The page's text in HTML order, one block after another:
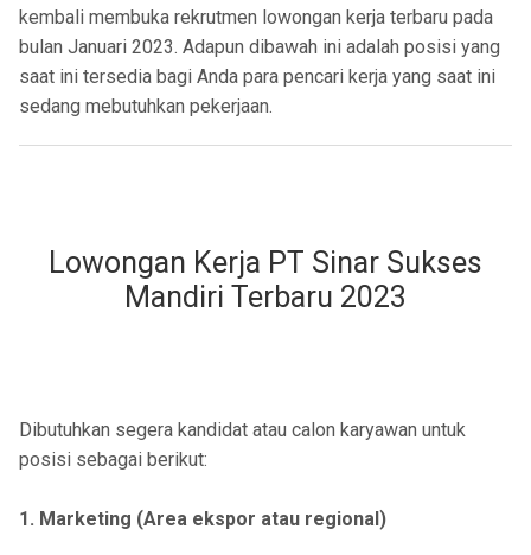
kembali membuka rekrutmen lowongan kerja terbaru pada
bulan Januari 2023. Adapun dibawah ini adalah posisi yang
saat ini tersedia bagi Anda para pencari kerja yang saat ini
sedang mebutuhkan pekerjaan.
Lowongan Kerja PT Sinar Sukses
Mandiri Terbaru 2023
Dibutuhkan segera kandidat atau calon karyawan untuk
posisi sebagai berikut:
1. Marketing (Area ekspor atau regional)